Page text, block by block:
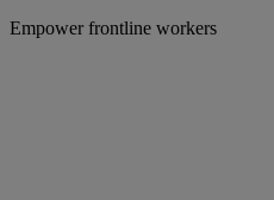
Empower frontline workers